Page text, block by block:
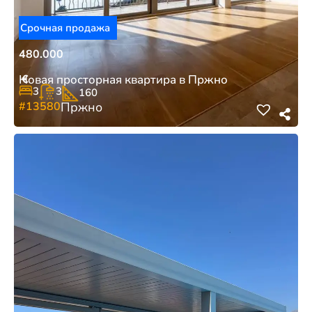
480.000
€
Новая просторная квартира в Пржно
3 3 160
#13580Пржно
Срочная продажа